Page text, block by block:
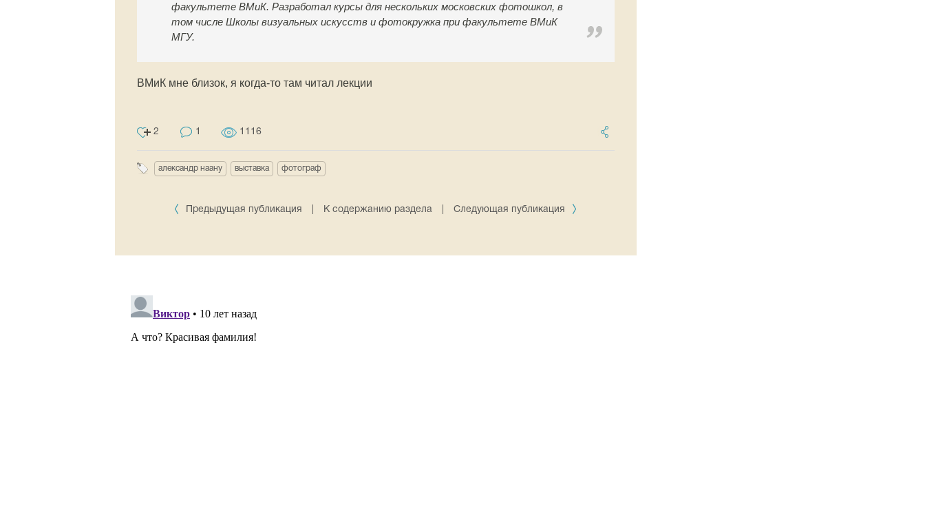
факультете ВМиК. Разработал курсы для нескольких московских фотошкол, в
том числе Школы визуальных искусств и фотокружка при факультете ВМиК
МГУ.
ВМиК мне близок, я когда-то там читал лекции
2 1 1116
александр наану выставка фотограф
Предыдущая публикация К содержанию раздела Следующая публикация